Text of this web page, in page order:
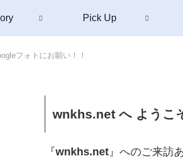
Pick Up
フォトにお願い！！
wnkhs.net へ ようこ
『wnkhs.net 』へのご来訪